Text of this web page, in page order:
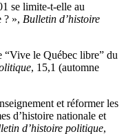
se limite-t-elle au
? », Bulletin d’histoire
“Vive le Québec libre” du
, 15,1 (automne
et réformer les
d’histoire nationale et
d’histoire politique,